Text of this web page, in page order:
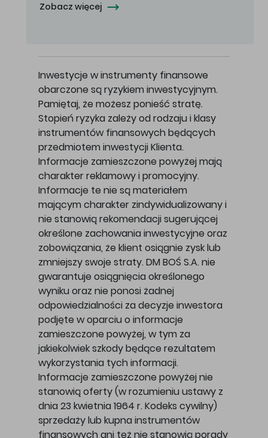
Zobacz więcej
Inwestycje w instrumenty finansowe
obarczone są ryzykiem inwestycyjnym.
Pamiętaj, że możesz ponieść stratę.
Stopień ryzyka zależy od rodzaju i klasy
instrumentów finansowych będących
przedmiotem inwestycji Klienta.
Informacje zamieszczone powyżej mają
charakter reklamowy i promocyjny.
Informacje te nie są materiałem
mającym charakter zindywidualizowany i
nie stanowią rekomendacji sugerującej
określone zachowania inwestycyjne oraz
zobowiązania, że klient osiągnie zysk lub
zmniejszy swoje straty. DM BOŚ S.A. nie
gwarantuje osiągnięcia określonego
wyniku oraz nie ponosi żadnej
odpowiedzialności za decyzje inwestora
podjęte w oparciu o informacje
zamieszczone powyżej, w tym za
jakiekolwiek szkody będące rezultatem
wykorzystania tych informacji.
Informacje zamieszczone powyżej nie
stanowią oferty (w rozumieniu ustawy z
dnia 23 kwietnia 1964 r. Kodeks cywilny)
sprzedaży lub kupna instrumentów
finansowych ani też nie stanowią porady